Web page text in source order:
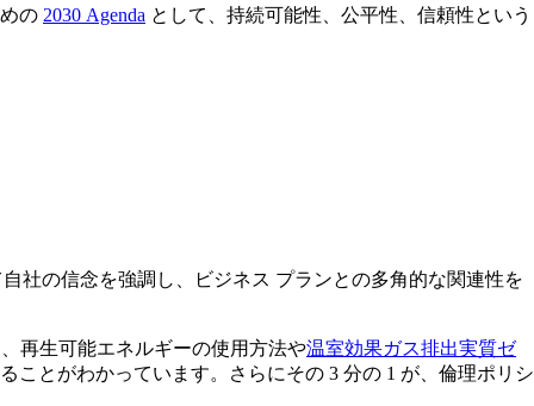
の 2030 Agenda として、持続可能性、公平性、信頼性という
社の信念を強調し、ビジネス プランとの多角的な関連性を
再生可能エネルギーの使用方法や温室効果ガス排出実質ゼ
とがわかっています。さらにその 3 分の 1 が、倫理ポリシ